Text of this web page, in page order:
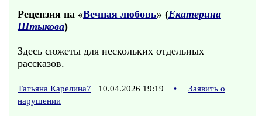
Рецензия на «Вечная любовь» (Екатерина
Штыкова)
Здесь сюжеты для нескольких отдельных
рассказов.
Татьяна Карелина7 10.04.2026 19:19 •
Заявить о
нарушении